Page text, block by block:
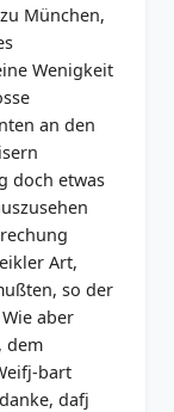
München,
Wenigkeit
an den
doch etwas
Art,
so der
aber
dem
bart
dafj